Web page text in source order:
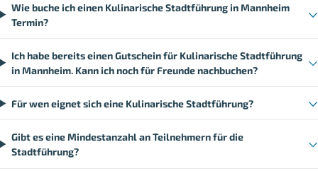
Wie buche ich einen Kulinarische Stadtführung in Mannheim
Termin?
Ich habe bereits einen Gutschein für Kulinarische Stadtführung
in Mannheim. Kann ich noch für Freunde nachbuchen?
Für wen eignet sich eine Kulinarische Stadtführung?
Gibt es eine Mindestanzahl an Teilnehmern für die
Stadtführung?